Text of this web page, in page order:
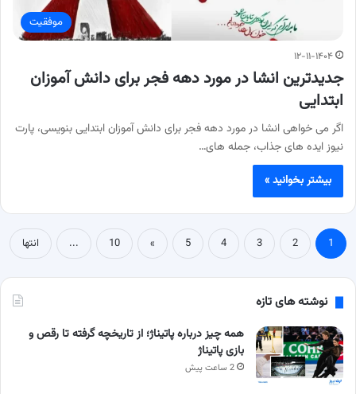
موفقیت
۱۲-۱۱-۱۴۰۴
جدیدترین انشا در مورد دهه فجر برای دانش آموزان
ابتدایی
اگر می خواهی انشا در مورد دهه فجر برای دانش آموزان ابتدایی بنویسی، پارت
نیوز ایده های جذاب، جمله های…
بیشتر بخوانید »
1
2
3
4
5
»
10
... انتها
نوشته های تازه
همه چیز درباره پاتیناژ؛ از تاریخچه گرفته تا رقص و
بازی پاتیناژ
2 ساعت پیش